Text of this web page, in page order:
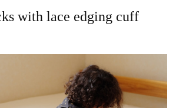
with lace edging cuff